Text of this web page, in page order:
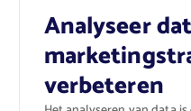
Analyseer
verbeteren